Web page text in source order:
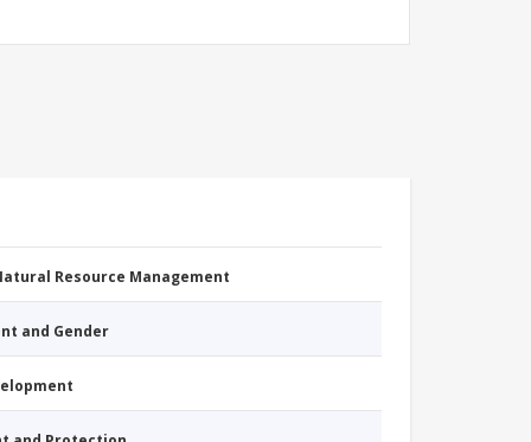
Resource Management
and Gender